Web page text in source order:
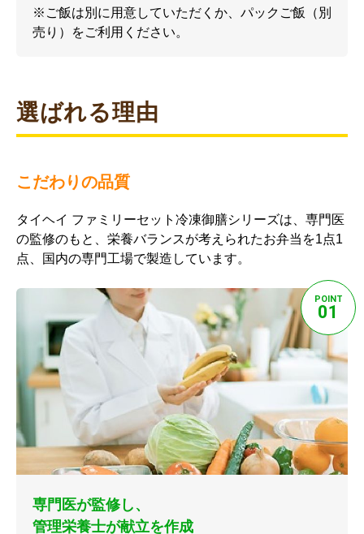
※ご飯は別に用意していただくか、パックご飯（別
売り）をご利用ください。
選ばれる理由
こだわりの品質
タイヘイ ファミリーセット冷凍御膳シリーズは、専門医
の監修のもと、栄養バランスが考えられたお弁当を1点1
点、国内の専門工場で製造しています。
POINT
01
専門医が監修し、
管理栄養士が献立を作成